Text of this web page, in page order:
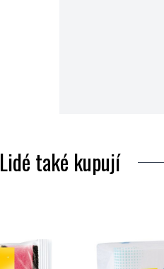
Lidé také kupují